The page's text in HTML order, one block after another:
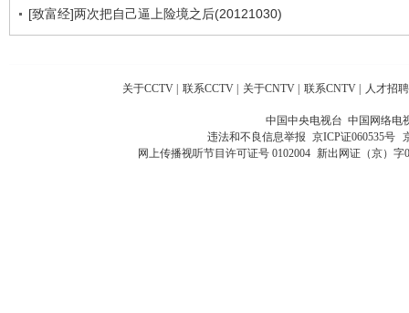
[致富经]两次把自己逼上险境之后(20121030)
关于CCTV 联系CCTV 关于CNTV 联系CNTV 人才招聘
中国中央电视台 中国网络电
违法和不良信息举报 京ICP证060535号
网上传播视听节目许可证号 0102004 新出网证（京）